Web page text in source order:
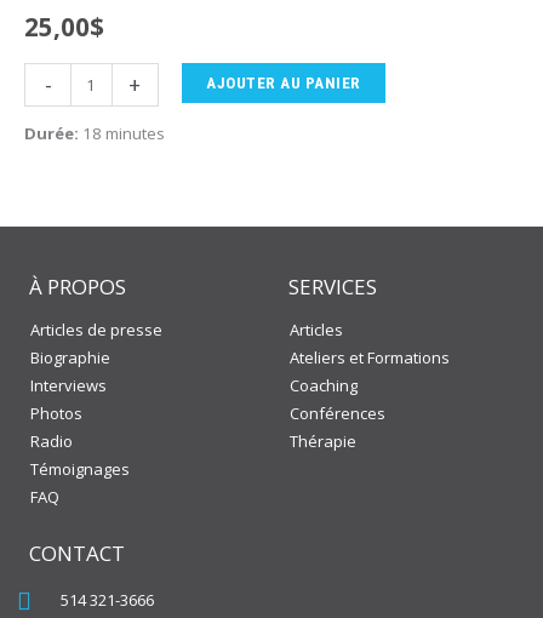
25,00$
-
nous
même
+ AJOUTER AU PANIER
Durée: 18 minutes
À PROPOS
Articles de presse
Biographie
Interviews
Photos
Radio
Témoignages
FAQ
SERVICES
Articles
Ateliers et Formations
Coaching
Conférences
Thérapie
CONTACT
514 321-3666